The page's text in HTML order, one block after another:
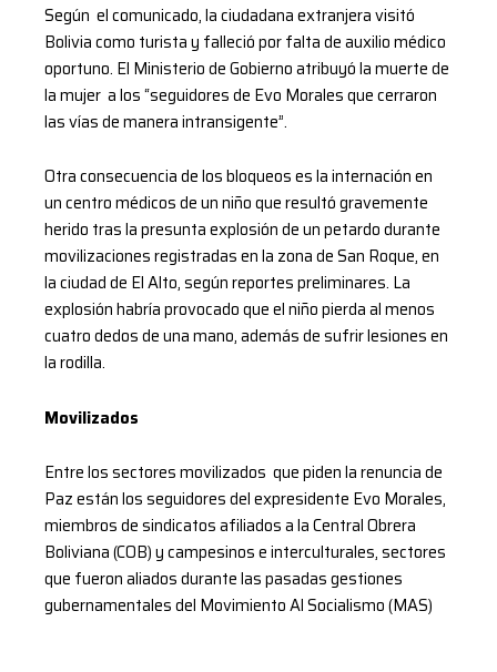
Según el comunicado, la ciudadana extranjera visitó
Bolivia como turista y falleció por falta de auxilio médico
oportuno. El Ministerio de Gobierno atribuyó la muerte de
la mujer a los “seguidores de Evo Morales que cerraron
las vías de manera intransigente”.
Otra consecuencia de los bloqueos es la internación en
un centro médicos de un niño que resultó gravemente
herido tras la presunta explosión de un petardo durante
movilizaciones registradas en la zona de San Roque, en
la ciudad de El Alto, según reportes preliminares. La
explosión habría provocado que el niño pierda al menos
cuatro dedos de una mano, además de sufrir lesiones en
la rodilla.
Movilizados
Entre los sectores movilizados que piden la renuncia de
Paz están los seguidores del expresidente Evo Morales,
miembros de sindicatos afiliados a la Central Obrera
Boliviana (COB) y campesinos e interculturales, sectores
que fueron aliados durante las pasadas gestiones
gubernamentales del Movimiento Al Socialismo (MAS)